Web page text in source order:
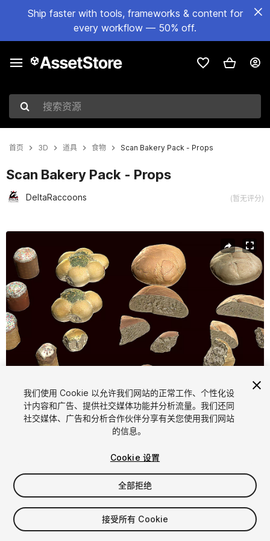
Ship faster with tools, frameworks & content for
every workflow — 50% off.
搜索资源
首页 3D 道具 食物 Scan Bakery Pack - Props
Scan Bakery Pack - Props
DeltaRaccoons (暂无评分)
1/13
$14.99
增值税将在结算时计算
我们使用 Cookie 以允许我们网站的正常工作、个性化设
计内容和广告、提供社交媒体功能并分析流量。我们还同
社交媒体、广告和分析合作伙伴分享有关您使用我们网站
的信息。
Cookie 设置
全部拒绝
接受所有 Cookie